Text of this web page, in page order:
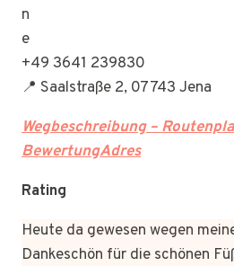
+49 3641 239830
📍 Saalstraße 2, 07743 Jena
Wegbeschreibung –
BewertungAdres
Rating
Heute da gewesen wegen
Dankeschön für die schönen